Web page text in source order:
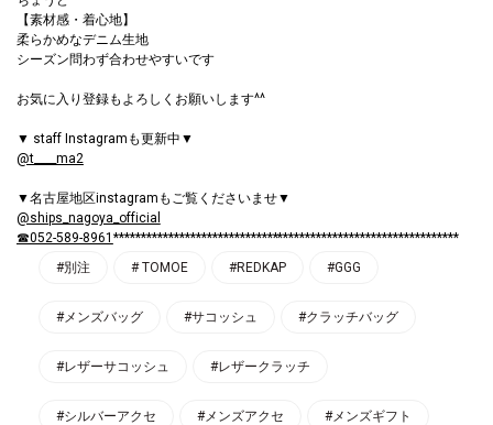
【素材感・着心地】
柔らかめなデニム生地
シーズン問わず合わせやすいです
お気に入り登録もよろしくお願いします^^
▼ staff Instagramも更新中▼
@t____ma2
▼名古屋地区instagramもご覧くださいませ▼
@ships_nagoya_official
☎052-589-8961 ***************************************************************
#別注
# TOMOE #REDKAP #GGG
#メンズバッグ #サコッシュ #クラッチバッグ
#レザーサコッシュ #レザークラッチ
#シルバーアクセ #メンズアクセ #メンズギフト